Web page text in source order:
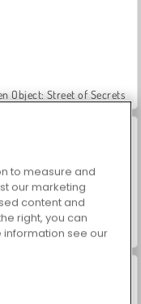
Object: Street of Secrets
World War 2 Shooter
to measure and
our marketing
content and
right, you can
information see our